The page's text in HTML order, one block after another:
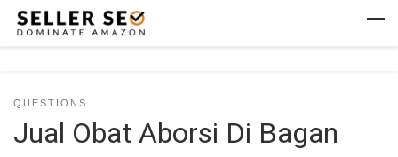
Skip to content
QUESTIONS
Jual Obat Aborsi Di Bagan